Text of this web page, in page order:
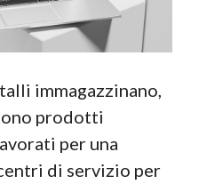
immagazzinano,
prodotti
per una
di servizio per